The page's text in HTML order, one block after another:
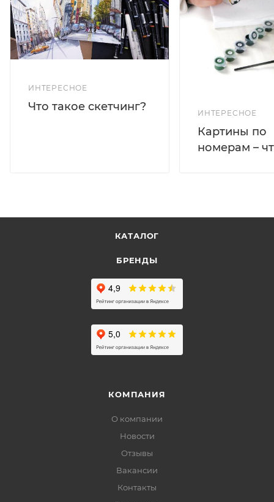
ИНТЕРЕСНОЕ
Что такое скетчинг?
ИНТЕРЕСНОЕ
Картины по
номерам –
КАТАЛОГ
БРЕНДЫ
КОМПАНИЯ
О компании
Новости
Отзывы
Вакансии
Контакты